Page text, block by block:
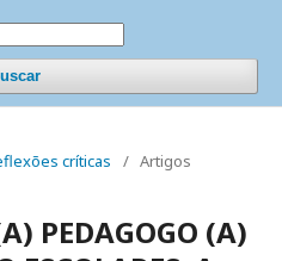
críticas
/ Artigos
PEDAGOGO (A)